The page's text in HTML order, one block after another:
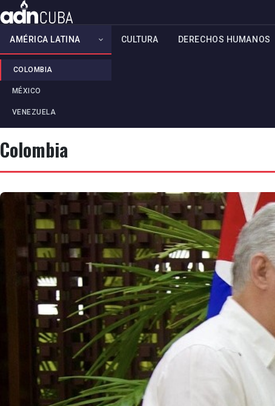
AMÉRICA LATINA
COLOMBIA
MÉXICO
VENEZUELA
CULTURA DERECHOS HUMANOS
Colombia